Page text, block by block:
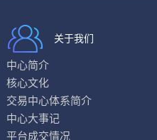
关于我们
中心简介
核心文化
交易中心体系简介
中心大事记
平台成交情况